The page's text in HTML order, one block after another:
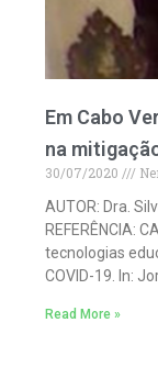
Em Cabo
na
30/07/2020
AUTOR: Dra.
REFERÊNCIA:
tecnologias
COVID-19. In:
Read More »